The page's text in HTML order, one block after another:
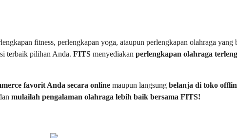
fitness, perlengkapan yoga, ataupun perlengkapan olahraga yang
terbaik pilihan Anda.FITS menyediakanperlengkapan olahraga
favorit Anda secara online maupun langsungbelanja di toko
mulailah pengalaman olahraga lebih baik bersama FITS!